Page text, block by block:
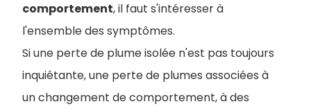
comportement, il faut s'intéresser à
l'ensemble des symptômes.
Si une perte de plume isolée n'est pas toujours
inquiétante, une perte de plumes associées à
un changement de comportement, à des